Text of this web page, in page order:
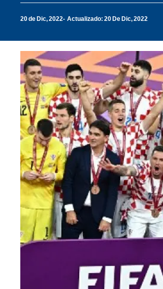
20 de Dic, 2022 Actualizado: 20 De Dic, 2022